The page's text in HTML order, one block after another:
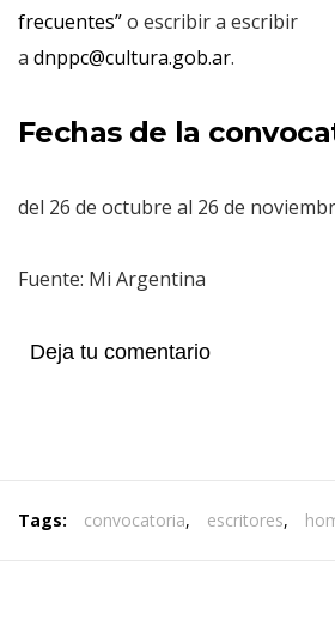
frecuentes”o escribir a escribir
a dnppc@cultura.gob.ar.
Fechas de la
del 26 de octubre al 26 de
Fuente: Mi Argentina
Deja tu comentario
Tags: convocatoria, escritores,